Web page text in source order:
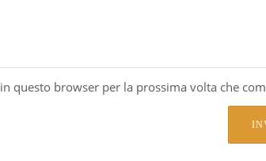
questo browser per la prossima volta che